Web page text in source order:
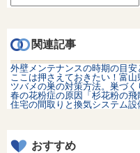
関連記事
外壁メンテナンスの時期の目安
ここは押さえておきたい！富
ツバメの巣の対策方法。巣づ
春の花粉症の原因「杉花粉の飛
住宅の間取りと換気システム
おすすめ